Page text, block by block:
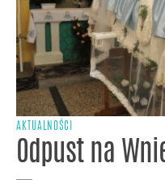
AKTUALNOŚCI
Odpust na